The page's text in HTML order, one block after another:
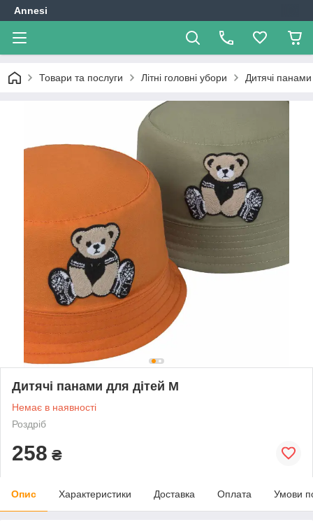
Annesi
Товари та послуги Літні головні убори Дитячі
Дитячі панами для дітей М
Немає в наявності
Роздріб
258 ₴
Опис Характеристики Доставка Оплата Умови